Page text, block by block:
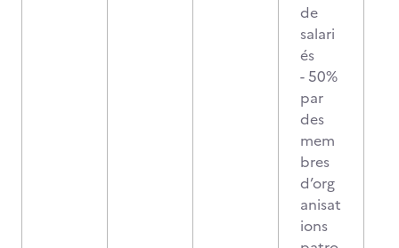
de
salari
és
- 50%
par
des
mem
bres
d’org
anisat
ions